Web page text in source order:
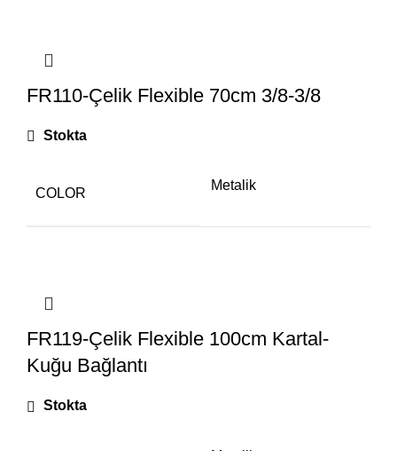
FR110-Çelik Flexible 70cm 3/8-3/8
Stokta
COLOR
Metalik
FR119-Çelik Flexible 100cm Kartal-
Kuğu Bağlantı
Stokta